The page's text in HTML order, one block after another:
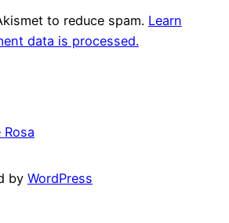
to reduce spam. Learn
data is processed.
by WordPress